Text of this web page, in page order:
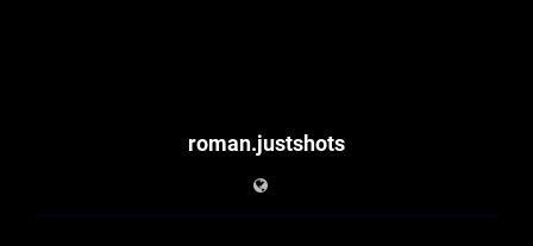
roman.justshots